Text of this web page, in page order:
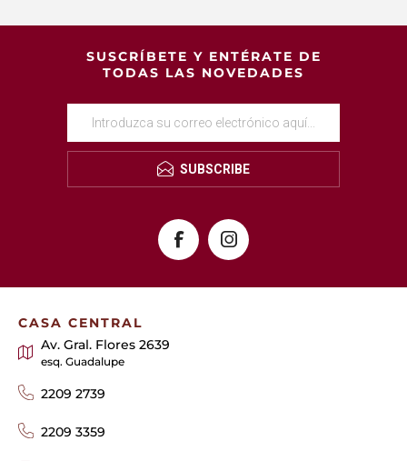
SUSCRÍBETE Y ENTÉRATE DE
TODAS LAS NOVEDADES
SUBSCRIBE
CASA CENTRAL
Av. Gral. Flores 2639
esq. Guadalupe
2209 2739
2209 3359